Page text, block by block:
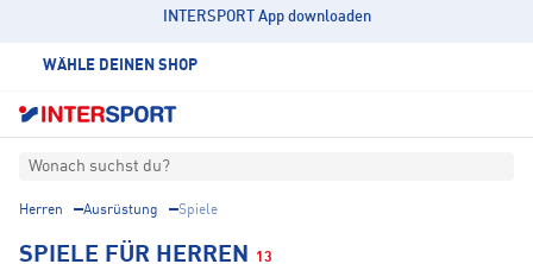
INTERSPORT App downloaden
WÄHLE DEINEN SHOP
Wonach suchst du?
Herren Ausrüstung Spiele
SPIELE FÜR HERREN 13